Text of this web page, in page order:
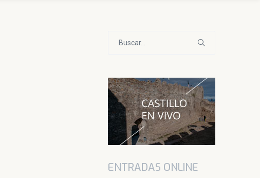
ENTRADAS ONLINE